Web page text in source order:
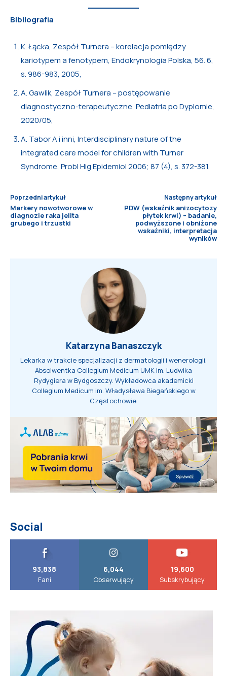
Bibliografia
K. Łącka, Zespół Turnera – korelacja pomiędzy
kariotypem a fenotypem, Endokrynologia Polska, 56. 6,
s. 986-983, 2005,
A. Gawlik, Zespół Turnera – postępowanie
diagnostyczno-terapeutyczne, Pediatria po Dyplomie,
2020/05,
A. Tabor A i inni, Interdisciplinary nature of the
integrated care model for children with Turner
Syndrome, Probl Hig Epidemiol 2006; 87 (4), s. 372-381.
Poprzedni artykuł
Markery nowotworowe w
diagnozie raka jelita
grubego i trzustki
Następny artykuł
PDW (wskaźnik anizocytozy
płytek krwi) – badanie,
podwyższone i obniżone
wskaźniki, interpretacja
wyników
Katarzyna Banaszczyk
Lekarka w trakcie specjalizacji z dermatologii i wenerologii.
Absolwentka Collegium Medicum UMK im. Ludwika
Rydygiera w Bydgoszczy. Wykładowca akademicki
Collegium Medicum im. Władysława Biegańskiego w
Częstochowie.
Social
93,838
Fani
6,044
Obserwujący
19,600
Subskrybujący